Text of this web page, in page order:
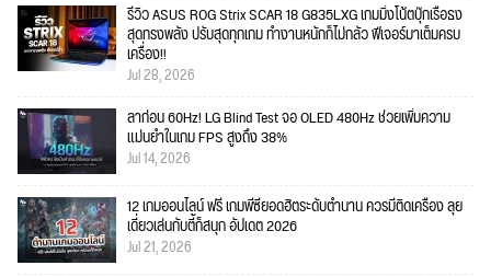
รีวิว ASUS ROG Strix SCAR 18 G835LXG เกมมิ่งโน้ตบุ๊กเรือธง
สุดทรงพลัง ปรับสุดทุกเกม ทำงานหนักก็ไม่กลัว ฟีเจอร์มาเต็มครบ
เครื่อง!!
Jul 28, 2026
ลาก่อน 60Hz! LG Blind Test จอ OLED 480Hz ช่วยเพิ่มความ
แม่นยำในเกม FPS สูงถึง 38%
Jul 14, 2026
12 เกมออนไลน์ ฟรี เกมพีซียอดฮิตระดับตำนาน ควรมีติดเครื่อง ลุย
เดี่ยวเล่นกับตี้ก็สนุก อัปเดต 2026
Jul 21, 2026